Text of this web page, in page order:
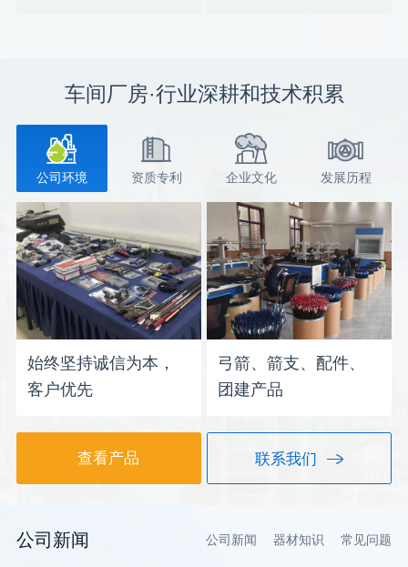
车间厂房·行业深耕和技术积累
公司环境 资质专利 企业文化 发展历程
始终坚持诚信为本，
客户优先
弓箭、箭支、配件、
团建产品
查看产品 联系我们
公司新闻 公司新闻 器材知识 常见问题